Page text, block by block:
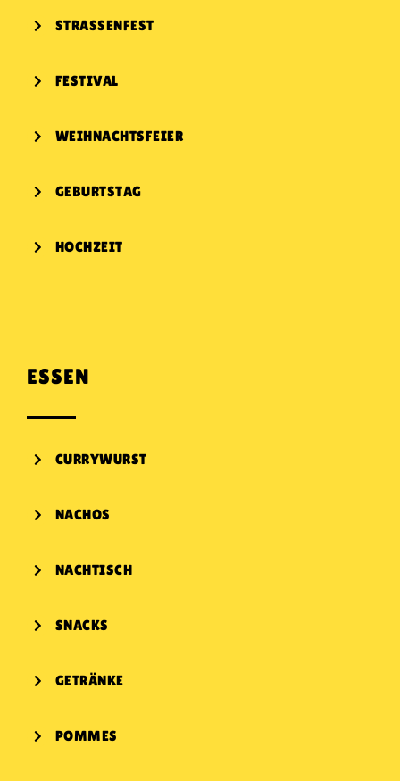
STRASSENFEST
FESTIVAL
WEIHNACHTSFEIER
GEBURTSTAG
HOCHZEIT
ESSEN
CURRYWURST
NACHOS
NACHTISCH
SNACKS
GETRÄNKE
POMMES